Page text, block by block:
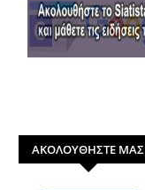
ΑΚΟΛΟΥΘΗΣΤΕ ΜΑΣ